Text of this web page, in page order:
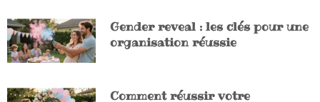
Gender reveal : les clés pour une
organisation réussie
Comment réussir votre